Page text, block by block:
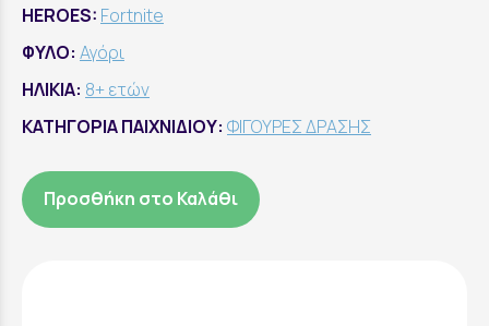
HEROES: Fortnite
ΦΥΛΟ: Αγόρι
ΗΛΙΚΙΑ: 8+ ετών
ΚΑΤΗΓΟΡΙΑ ΠΑΙΧΝΙΔΙΟΥ: ΦΙΓΟΥΡΕΣ ΔΡΑΣΗΣ
Προσθήκη στο Καλάθι